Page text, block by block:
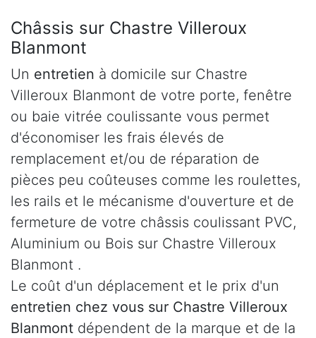
Châssis sur Chastre Villeroux
Blanmont
Un entretien à domicile sur Chastre
Villeroux Blanmont de votre porte, fenêtre
ou baie vitrée coulissante vous permet
d'économiser les frais élevés de
remplacement et/ou de réparation de
pièces peu coûteuses comme les roulettes,
les rails et le mécanisme d'ouverture et de
fermeture de votre châssis coulissant PVC,
Aluminium ou Bois sur Chastre Villeroux
Blanmont .
Le coût d'un déplacement et le prix d'un
entretien chez vous sur Chastre Villeroux
Blanmont dépendent de la marque et de la